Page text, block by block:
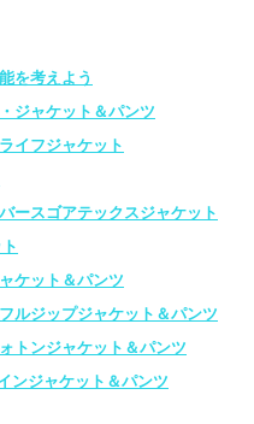
を考えよう
ジャケット＆パンツ
イフジャケット
ースゴアテックスジャケット
ケット＆パンツ
ルジップジャケット＆パンツ
トンジャケット＆パンツ
ンジャケット＆パンツ